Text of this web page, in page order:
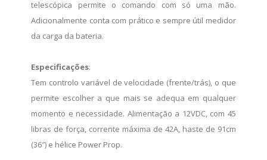
telescópica permite o comando com só uma mão.
Adicionalmente conta com prático e sempre útil medidor
da carga da bateria.
Especificações:
Tem controlo variável de velocidade (frente/trás), o que
permite escolher a que mais se adequa em qualquer
momento e necessidade. Alimentação a 12VDC, com 45
libras de força, corrente máxima de 42A, haste de 91cm
(36″) e hélice Power Prop.